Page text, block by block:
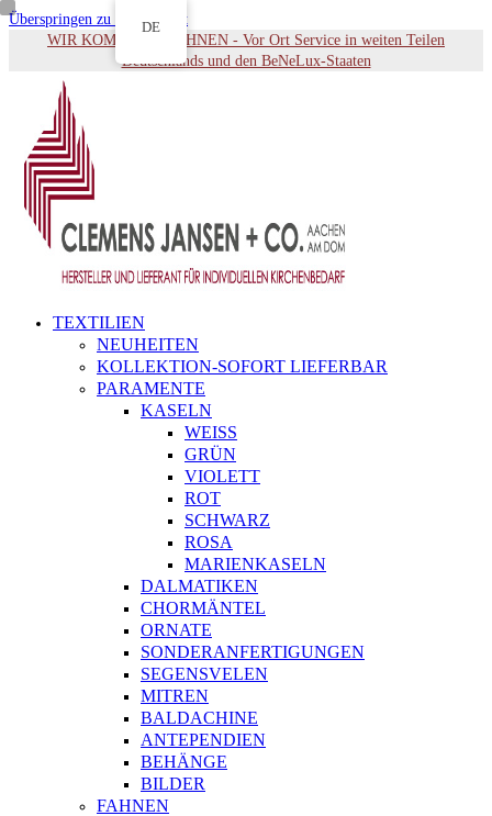
Überspringen zu Hauptinhalt
WIR KOMMEN ZU IHNEN - Vor Ort Service in weiten Teilen
Deutschlands und den BeNeLux-Staaten
TEXTILIEN
NEUHEITEN
KOLLEKTION-SOFORT LIEFERBAR
PARAMENTE
KASELN
WEISS
GRÜN
VIOLETT
ROT
SCHWARZ
ROSA
MARIENKASELN
DALMATIKEN
CHORMÄNTEL
ORNATE
SONDERANFERTIGUNGEN
SEGENSVELEN
MITREN
BALDACHINE
ANTEPENDIEN
BEHÄNGE
BILDER
FAHNEN
DE